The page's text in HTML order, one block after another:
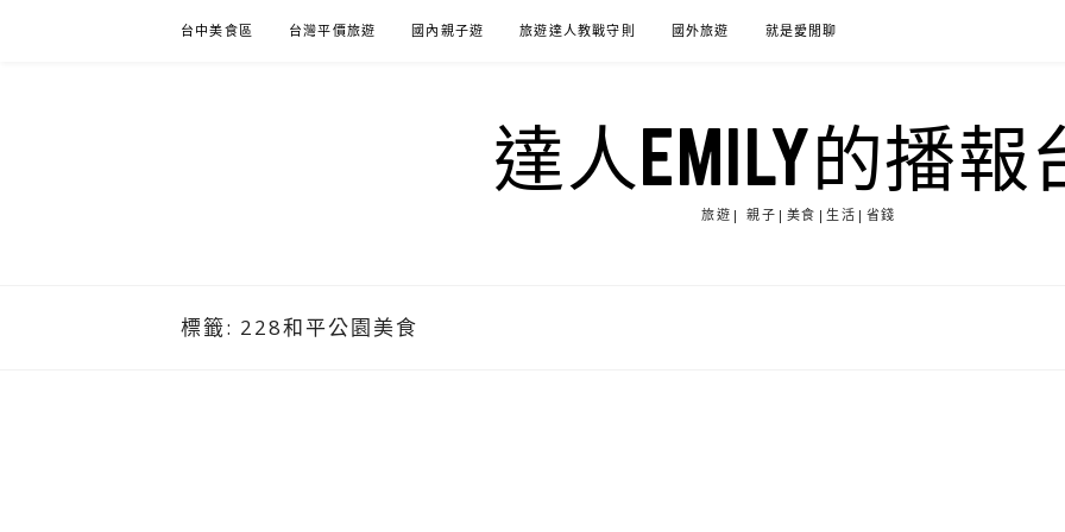
台中美食區 台灣平價旅遊 國內親子遊 旅遊達人教戰守則 國外旅遊 就是愛閒聊
達人EMILY的播報
旅遊| 親子|美食|生活|省錢
標籤: 228和平公園美食